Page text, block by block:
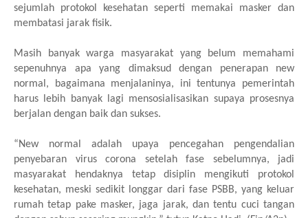
sejumlah protokol kesehatan seperti memakai masker dan
membatasi jarak fisik.
Masih banyak warga masyarakat yang belum memahami
sepenuhnya apa yang dimaksud dengan penerapan new
normal, bagaimana menjalaninya, ini tentunya pemerintah
harus lebih banyak lagi mensosialisasikan supaya prosesnya
berjalan dengan baik dan sukses.
“New normal adalah upaya pencegahan pengendalian
penyebaran virus corona setelah fase sebelumnya, jadi
masyarakat hendaknya tetap disiplin mengikuti protokol
kesehatan, meski sedikit longgar dari fase PSBB, yang keluar
rumah tetap pake masker, jaga jarak, dan tentu cuci tangan